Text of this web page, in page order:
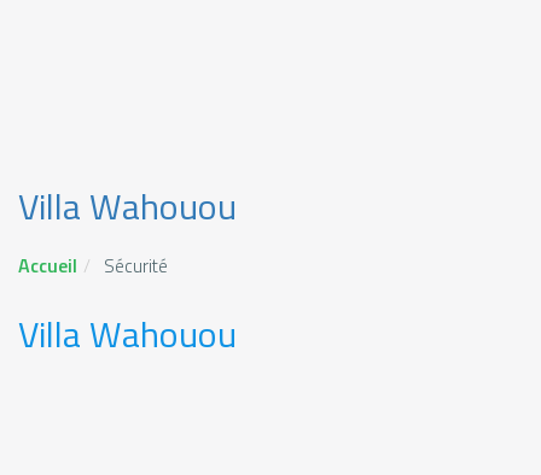
Villa Wahouou
Accueil Sécurité
Villa Wahouou